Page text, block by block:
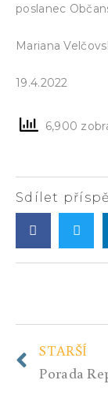
poslanec
Mariana
19.4.2022
6,900
Sdílet
STARŠÍ